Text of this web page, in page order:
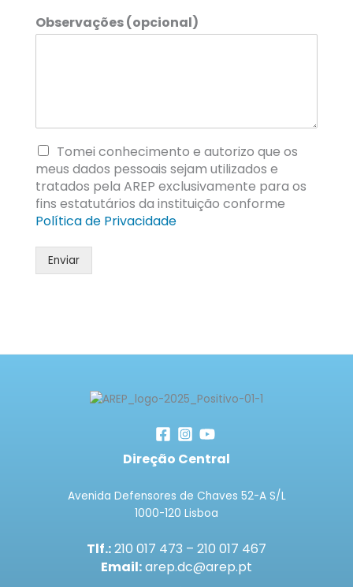
Observações (opcional)
Tomei conhecimento e autorizo que os
meus dados pessoais sejam utilizados e
tratados pela AREP exclusivamente para os
fins estatutários da instituição conforme
Política de Privacidade
Enviar
Direção Central
Avenida Defensores de Chaves 52-A S/L
1000-120 Lisboa
Tlf.:210 017 473 – 210 017 467
Email:arep.dc@arep.pt